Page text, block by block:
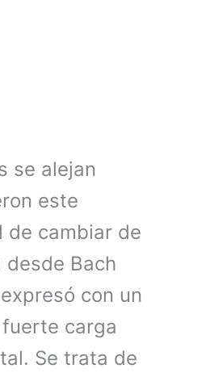
se alejan
este
de cambiar de
Bach
con un
carga
Se trata de